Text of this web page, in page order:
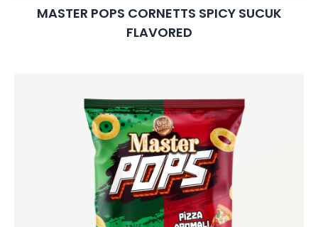
MASTER POPS CORNETTS SPICY SUCUK
FLAVORED